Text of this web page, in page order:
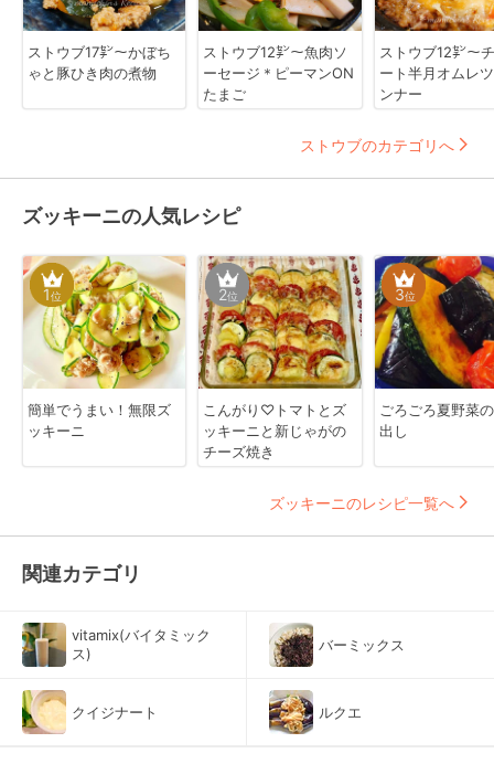
ストウブ17㌢〜かぼち
ゃと豚ひき肉の煮物
ストウブ12㌢〜魚肉ソ
ーセージ＊ピーマンON
たまご
ストウブ12㌢〜
ート半月オムレ
ンナー
ストウブのカテゴリへ
ズッキーニの人気レシピ
1位
簡単でうまい！無限ズ
ッキーニ
2位
こんがり♡トマトとズ
ッキーニと新じゃがの
チーズ焼き
3位
ごろごろ夏野菜
出し
ズッキーニのレシピ一覧へ
関連カテゴリ
vitamix(バイタミック
ス)
バーミックス
クイジナート ルクエ